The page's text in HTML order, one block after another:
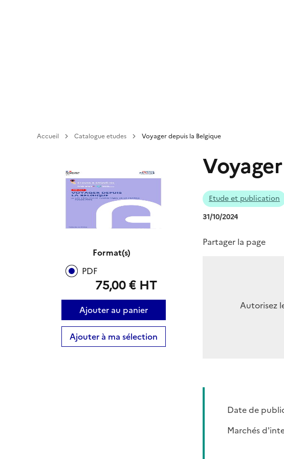
Accueil Catalogue etudes Voyager depuis la Belgique
Etude et publication
31/10/2024
Partager la page
Autorisez
Date de
Marchés
Format(s)
PDF
75,00 € HT
Ajouter au panier
Ajouter à ma sélection